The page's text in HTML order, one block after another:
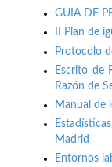
GUIA DE
II Plan de
Protocolo
Escrito de
Razón de
Manual de
Madrid
Entornos